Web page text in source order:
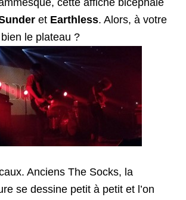
cette affiche bicéphale
et Earthless. Alors, à votre
le plateau ?
Anciens The Socks, la
se dessine petit à petit et l’on